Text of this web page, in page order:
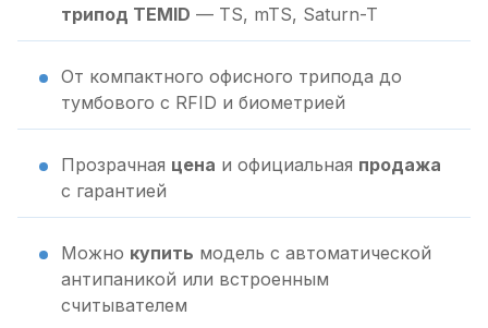
трипод TEMID — TS, mTS, Saturn-T
От компактного офисного трипода до
тумбового с RFID и биометрией
Прозрачная цена и официальная продажа
с гарантией
Можно купить модель с автоматической
антипаникой или встроенным
считывателем